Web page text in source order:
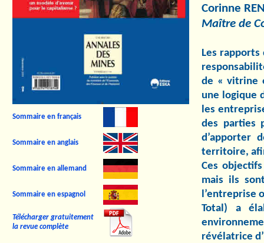
Sommaire en français
Sommaire en anglais
Sommaire en allemand
Sommaire en espagnol
Télécharger gratuitement
la revue complète
Corinne
Maître de
Les
de « vitrine
une logique
les
des parties
d’apporter
territoire,
Ces
mais ils
l’entreprise
Total) a
révélatrice